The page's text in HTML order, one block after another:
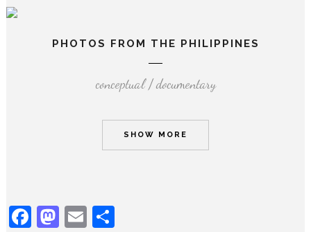
PHOTOS FROM THE PHILIPPINES
conceptual / documentary
SHOW MORE
Facebook
Mastodon
EmailShare